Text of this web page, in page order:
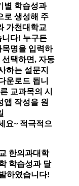
별 학습성과
로 생성해 주
가천대학교
니다! 누구든
명을 입력하
택하면, 자동
하는 설문지
운로드 됩니
교과목의 시
앱 작성을 원
요~ 적극적으
한의과대학
학습성과 달
하였습니다!